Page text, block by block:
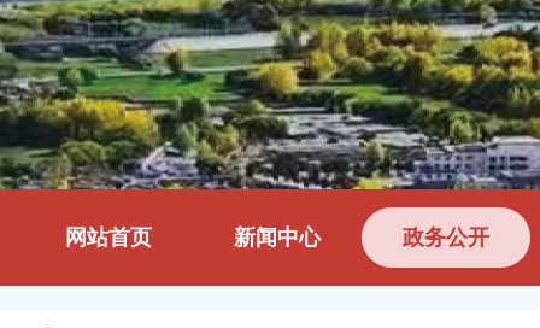
网站首页 新闻中心 政务公开